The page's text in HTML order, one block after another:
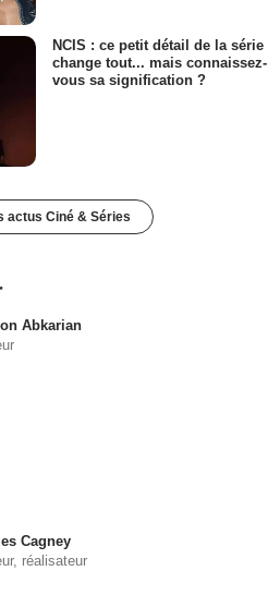
NCIS : ce petit détail de la série
change tout... mais connaissez-
vous sa signification ?
actus Ciné & Séries
Abkarian
Cagney
réalisateur